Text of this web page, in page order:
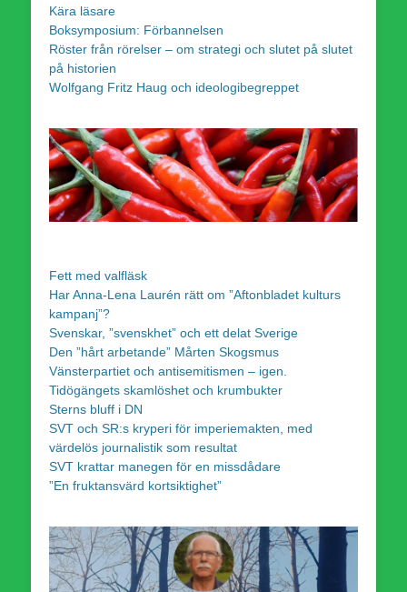
Kära läsare
Boksymposium: Förbannelsen
Röster från rörelser – om strategi och slutet på slutet
på historien
Wolfgang Fritz Haug och ideologibegreppet
Fett med valfläsk
Har Anna-Lena Laurén rätt om ”Aftonbladet kulturs
kampanj”?
Svenskar, ”svenskhet” och ett delat Sverige
Den ”hårt arbetande” Mårten Skogsmus
Vänsterpartiet och antisemitismen – igen.
Tidögängets skamlöshet och krumbukter
Sterns bluff i DN
SVT och SR:s kryperi för imperiemakten, med
värdelös journalistik som resultat
SVT krattar manegen för en missdådare
”En fruktansvärd kortsiktighet”